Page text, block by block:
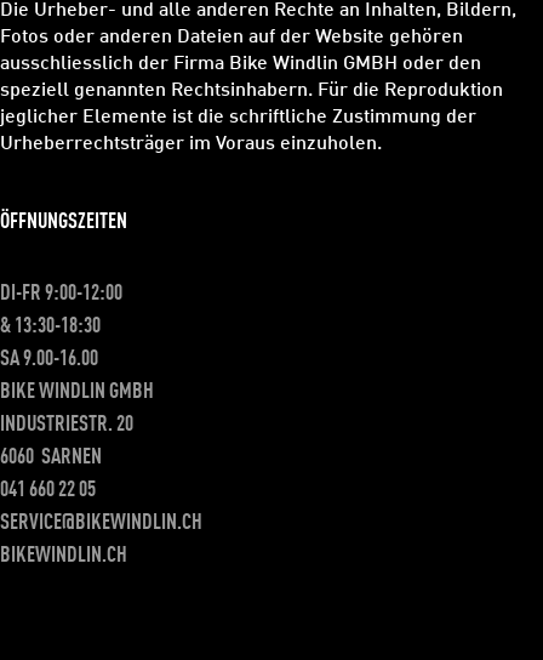
Die Urheber- und alle anderen Rechte an Inhalten, Bildern,
Fotos oder anderen Dateien auf der Website gehören
ausschliesslich der Firma Bike Windlin GMBH oder den
speziell genannten Rechtsinhabern. Für die Reproduktion
jeglicher Elemente ist die schriftliche Zustimmung der
Urheberrechtsträger im Voraus einzuholen.
ÖFFNUNGSZEITEN
DI-FR 9:00-12:00
& 13:30-18:30
SA 9.00-16.00
BIKE WINDLIN GMBH
INDUSTRIESTR. 20
6060 SARNEN
041 660 22 05
SERVICE@BIKEWINDLIN.CH
BIKEWINDLIN.CH